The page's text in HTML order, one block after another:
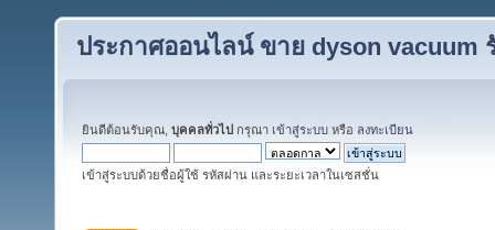
ประกาศออนไลน์ ขาย dyson vacuum
ยินดีต้อนรับคุณ, บุคคลทั่วไป กรุณา เข้าสู่ระบบ หรือ ลงทะเบียน
เข้าสู่ระบบด้วยชื่อผู้ใช้ รหัสผ่าน และระยะเวลาในเซสชั่น